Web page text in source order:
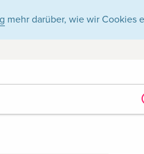
mehr darüber, wie wir Cookies